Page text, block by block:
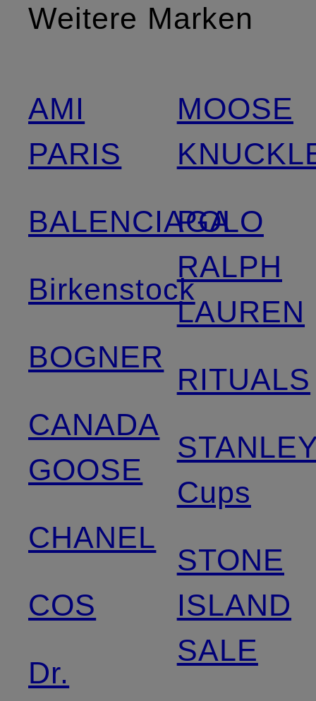
Weitere Marken
AMI
PARIS
BALENCIAGA
Birkenstock
BOGNER
CANADA
GOOSE
CHANEL
COS
Dr.
MOOSE
POLO
RALPH
LAUREN
RITUALS
Cups
STONE
ISLAND
SALE